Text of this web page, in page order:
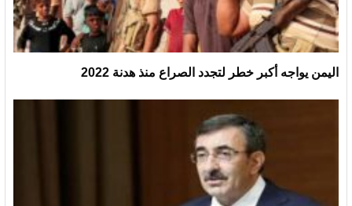
اليمن يواجه أكبر خطر لتجدد الصراع منذ هدنة 2022